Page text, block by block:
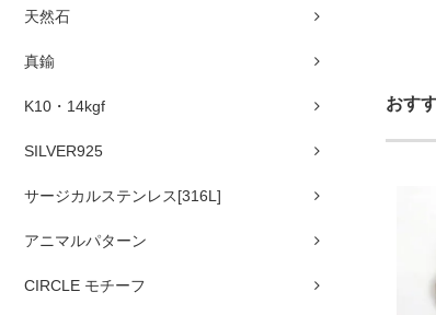
天然石
真鍮
K10・14kgf
SILVER925
サージカルステンレス[316L]
アニマルパターン
CIRCLE モチーフ
おす